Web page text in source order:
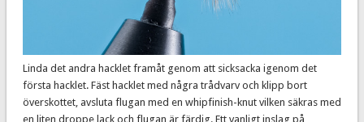
Linda det andra hacklet framåt genom att sicksacka igenom det
första hacklet. Fäst hacklet med några trådvarv och klipp bort
överskottet, avsluta flugan med en whipfinish-knut vilken säkras med
en liten droppe lack och flugan är färdig. Ett vanligt inslag på